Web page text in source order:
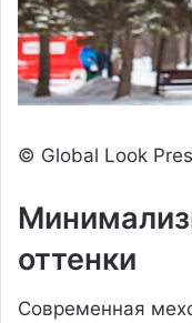
© Global Look
оттенки
Современная